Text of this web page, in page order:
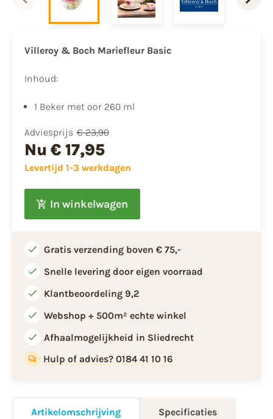
Villeroy & Boch Mariefleur Basic
Inhoud:
1 Beker met oor 260 ml
Adviesprijs € 23,90
Nu € 17,95
Levertijd 1-3 werkdagen
In winkelwagen
Gratis verzending boven € 75,-
Snelle levering door eigen voorraad
Klantbeoordeling 9,2
Webshop + 500m² echte winkel
Afhaalmogelijkheid in Sliedrecht
Hulp of advies? 0184 41 10 16
Artikelomschrijving Specificaties